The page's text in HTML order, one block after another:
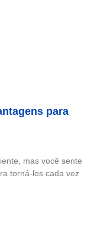
para
mas você sente
torná-los cada vez